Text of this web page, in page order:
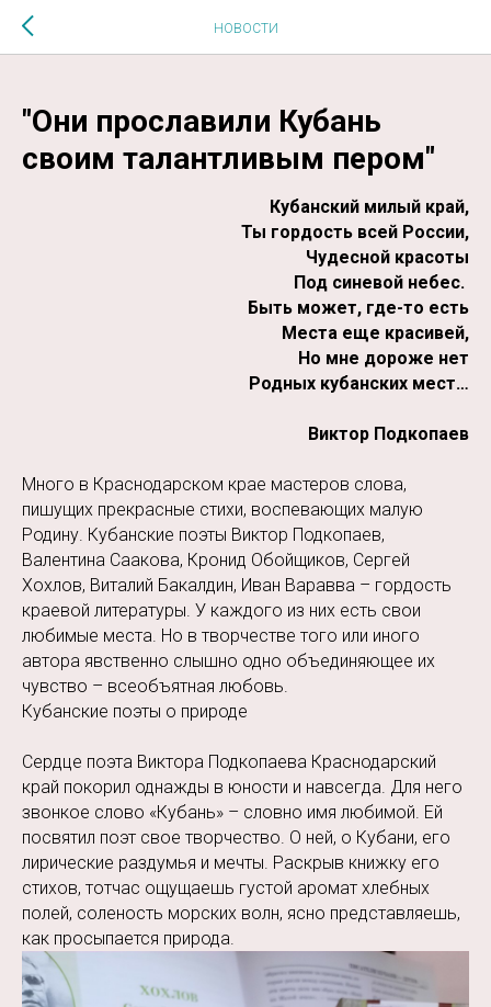
$MESSAGE$
НОВОСТИ
"Они прославили Кубань
своим талантливым пером"
Кубанский милый край,
Ты гордость всей России,
Чудесной красоты
Под синевой небес.
Быть может, где-то есть
Места еще красивей,
Но мне дороже нет
Родных кубанских мест…
Виктор Подкопаев
Много в Краснодарском крае мастеров слова,
пишущих прекрасные стихи, воспевающих малую
Родину. Кубанские поэты Виктор Подкопаев,
Валентина Саакова, Кронид Обойщиков, Сергей
Хохлов, Виталий Бакалдин, Иван Варавва – гордость
краевой литературы. У каждого из них есть свои
любимые места. Но в творчестве того или иного
автора явственно слышно одно объединяющее их
чувство – всеобъятная любовь.
Кубанские поэты о природе
Сердце поэта Виктора Подкопаева Краснодарский
край покорил однажды в юности и навсегда. Для него
звонкое слово «Кубань» – словно имя любимой. Ей
посвятил поэт свое творчество. О ней, о Кубани, его
лирические раздумья и мечты. Раскрыв книжку его
стихов, тотчас ощущаешь густой аромат хлебных
полей, соленость морских волн, ясно представляешь,
как просыпается природа.